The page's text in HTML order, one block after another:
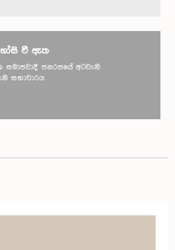
වී ඇත
සමාජවාදී ජනරජයේ අටවැනි
සභාවාරය